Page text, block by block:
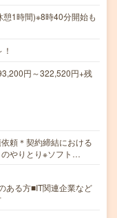
1時間)※8時40分開始も
円～322,520円+残
頼＊契約締結における
やりとり※ソフト…
ある方■IT関連企業など